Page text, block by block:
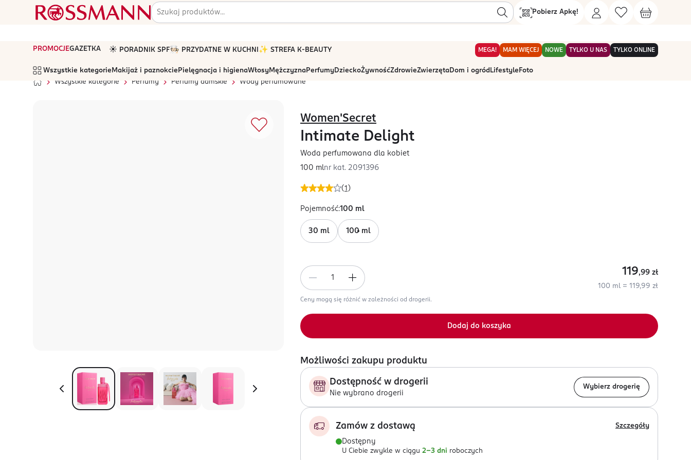
Pobierz Apkę!
PROMOCJEGAZETKA ☀️ PORADNIK SPF🧑🏻‍🍳 PRZYDATNE W KUCHNI ✨ STREFA K-BEAUTY MEGA! MAM WIĘCEJ NOWE TYLKO U NAS TYLKO ONLINE
Wszystkie kategorie Makijaż i paznokcie Pielęgnacja i higienaWłosyMężczyznaPerfumyDzieckoŻywnośćZdrowieZwierzętaDom i ogród Lifestyle Foto
Wszystkie kategorie
Perfumy Perfumy damskie Wody perfumowane
(1 )
Women'Secret
Intimate Delight
Woda perfumowana dla kobiet
100 mlnr kat. 2091396
Pojemność:100 ml
30 ml 100 ml
119,99 zł
100 ml = 119,99 zł
Ceny mogą się różnić w zależności od drogerii.
Dodaj do koszyka
Możliwości zakupu produktu
Dostępność w drogerii
Nie wybrano drogerii
Wybierz drogerię
Zamów z dostawą Szczegóły
Dostępny
U Ciebie zwykle w ciągu 2-3 dni roboczych